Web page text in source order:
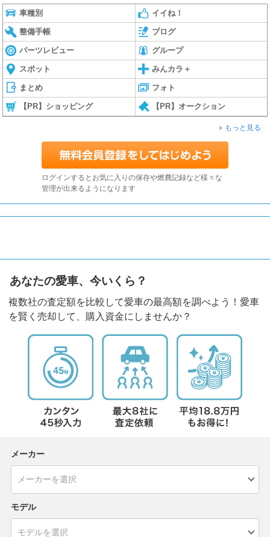
車種別 イイね！
整備手帳 ブログ
パーツレビュー グループ
スポット みんカラ＋
まとめ フォト
【PR】ショッピング 【PR】オークション
もっと見る
ログインするとお気に入りの保存や燃費記録など様々な
管理が出来るようになります
あなたの愛車、今いくら？
複数社の査定額を比較して愛車の最高額を調べよう！愛車
を賢く売却して、購入資金にしませんか？
メーカー
モデル